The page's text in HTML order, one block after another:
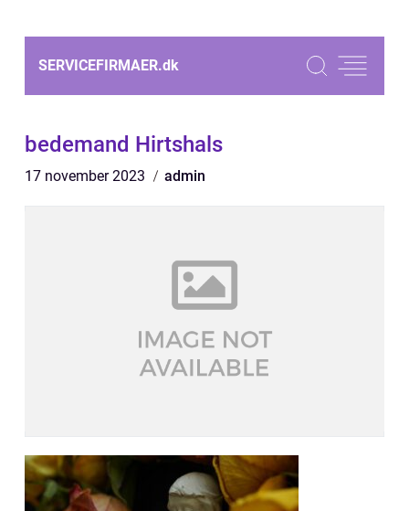
SERVICEFIRMAER.dk
bedemand Hirtshals
17 november 2023 admin